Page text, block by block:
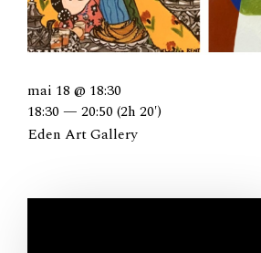
mai 18 @ 18:30
18:30 — 20:50 (2h 20′)
Eden Art Gallery